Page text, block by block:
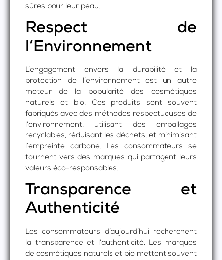
sûres pour leur peau.
Respect de
l’Environnement
L’engagement envers la durabilité et la
protection de l’environnement est un autre
moteur de la popularité des cosmétiques
naturels et bio. Ces produits sont souvent
fabriqués avec des méthodes respectueuses de
l’environnement, utilisant des emballages
recyclables, réduisant les déchets, et minimisant
l’empreinte carbone. Les consommateurs se
tournent vers des marques qui partagent leurs
valeurs éco-responsables.
Transparence et
Authenticité
Les consommateurs d’aujourd’hui recherchent
la transparence et l’authenticité. Les marques
de cosmétiques naturels et bio mettent souvent